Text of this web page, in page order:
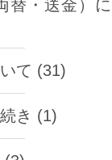
替・送金）
て (31)
き (1)